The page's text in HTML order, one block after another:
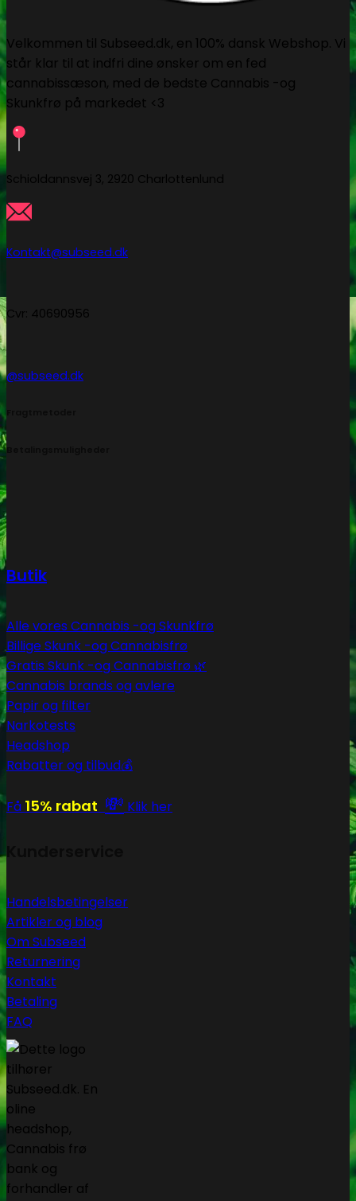
Velkommen til Subseed.dk, en 100% dansk Webshop. Vi
står klar til at indfri dine ønsker om en fed
cannabissæson, med de bedste Cannabis -og
Skunkfrø på markedet <3
Schioldannsvej 3, 2920 Charlottenlund
Kontakt@subseed.dk
Cvr: 40690956
@subseed.dk
Butik
Alle vores Cannabis -og Skunkfrø
Billige Skunk -og Cannabisfrø
Gratis Skunk -og Cannabisfrø 🌿
Cannabis brands og avlere
Papir og filter
Narkotests
Headshop
Rabatter og tilbud💰
Få 15% rabat 💸 Klik her
Handelsbetingelser
Artikler og blog
Om Subseed
Returnering
Kontakt
Betaling
FAQ